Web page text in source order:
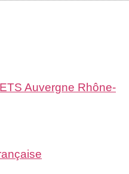
Auvergne Rhône-